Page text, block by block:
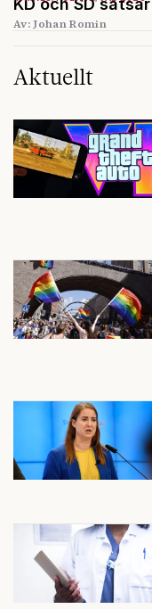
Av: Johan Romin
Aktuellt